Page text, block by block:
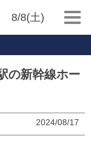
8/8(土)
の新幹線ホー
2024/08/17